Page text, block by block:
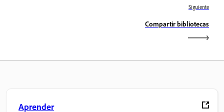
Siguiente
Compartir bibliotecas
Aprender